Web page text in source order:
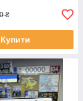
₴
Купити